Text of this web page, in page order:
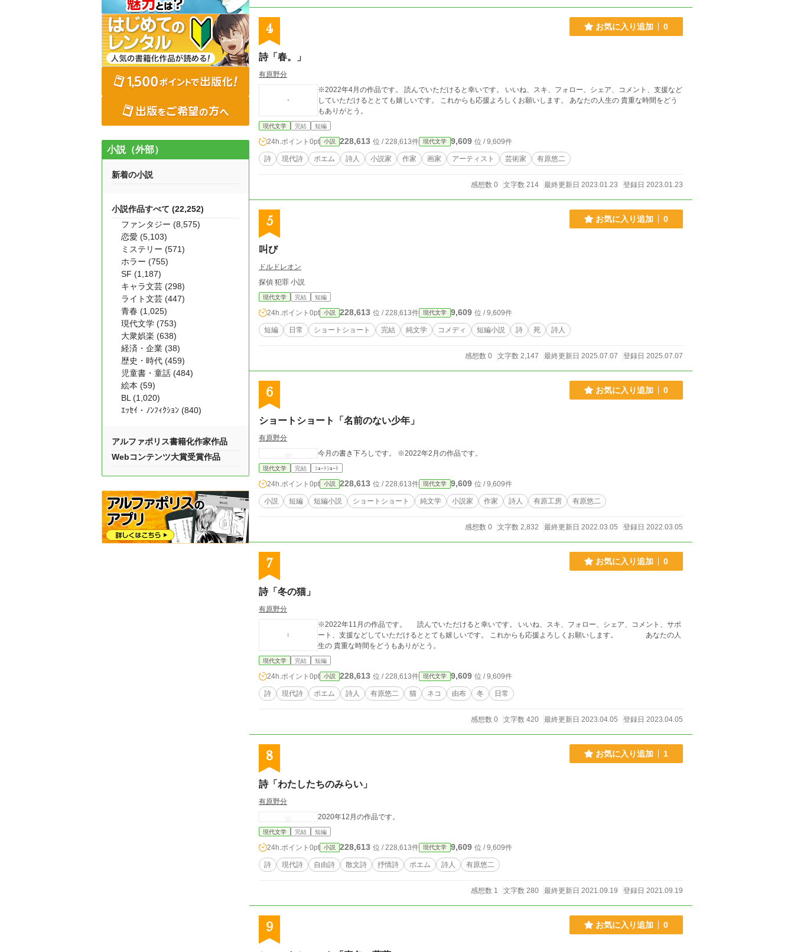
4 お気に入り追加 0
詩「春。」
有原野分
※2022年4月の作品です。 読んでいただけると幸いです。 いいね、スキ、フォロー、シェア、コメント、支援など
していただけるととても嬉しいです。 これからも応援よろしくお願いします。 あなたの人生の 貴重な時間をどう
もありがとう。
現代文学 完結 短編
24h.ポイント 0pt 小説 228,613 位 / 228,613件 現代文学 9,609 位 / 9,609件
詩 現代詩 ポエム 詩人 小説家 作家 画家 アーティスト 芸術家 有原悠二
感想数 0 文字数 214 最終更新日 2023.01.23 登録日 2023.01.23
5 お気に入り追加 0
叫び
ドルドレオン
探偵 犯罪 小説
現代文学 完結 短編
24h.ポイント 0pt 小説 228,613 位 / 228,613件 現代文学 9,609 位 / 9,609件
短編 日常 ショートショート 完結 純文学 コメディ 短編小説 詩 死 詩人
感想数 0 文字数 2,147 最終更新日 2025.07.07 登録日 2025.07.07
6 お気に入り追加 0
ショートショート「名前のない少年」
有原野分
今月の書き下ろしです。 ※2022年2月の作品です。
現代文学 完結 ｼｮｰﾄｼｮｰﾄ
24h.ポイント 0pt 小説 228,613 位 / 228,613件 現代文学 9,609 位 / 9,609件
小説 短編 短編小説 ショートショート 純文学 小説家 作家 詩人 有原工房 有原悠二
感想数 0 文字数 2,832 最終更新日 2022.03.05 登録日 2022.03.05
7 お気に入り追加 0
詩「冬の猫」
有原野分
※2022年11月の作品です。 読んでいただけると幸いです。 いいね、スキ、フォロー、シェア、コメント、サポ
ート、支援などしていただけるととても嬉しいです。 これからも応援よろしくお願いします。 あなたの人
生の 貴重な時間をどうもありがとう。
現代文学 完結 短編
24h.ポイント 0pt 小説 228,613 位 / 228,613件 現代文学 9,609 位 / 9,609件
詩 現代詩 ポエム 詩人 有原悠二 猫 ネコ 由布 冬 日常
感想数 0 文字数 420 最終更新日 2023.04.05 登録日 2023.04.05
8 お気に入り追加 1
詩「わたしたちのみらい」
有原野分
2020年12月の作品です。
現代文学 完結 短編
24h.ポイント 0pt 小説 228,613 位 / 228,613件 現代文学 9,609 位 / 9,609件
詩 現代詩 自由詩 散文詩 抒情詩 ポエム 詩人 有原悠二
感想数 1 文字数 280 最終更新日 2021.09.19 登録日 2021.09.19
9 お気に入り追加 0
小説（外部）
新着の小説
小説作品すべて (22,252)
ファンタジー (8,575)
恋愛 (5,103)
ミステリー (571)
ホラー (755)
SF (1,187)
キャラ文芸 (298)
ライト文芸 (447)
青春 (1,025)
現代文学 (753)
大衆娯楽 (638)
経済・企業 (38)
歴史・時代 (459)
児童書・童話 (484)
絵本 (59)
BL (1,020)
ｴｯｾｲ・ﾉﾝﾌｨｸｼｮﾝ (840)
アルファポリス書籍化作家作品
Webコンテンツ大賞受賞作品